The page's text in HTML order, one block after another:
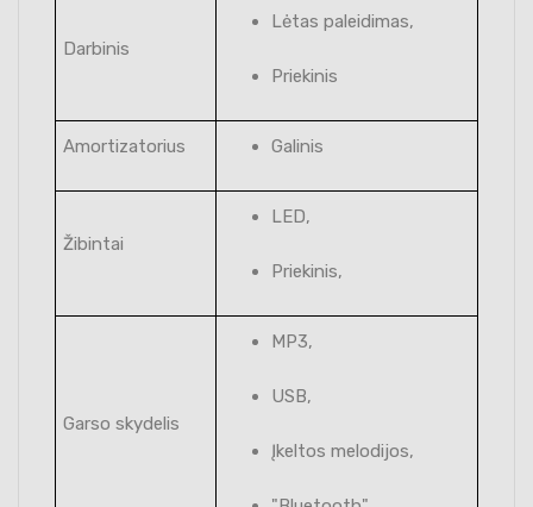
Darbinis
Lėtas paleidimas,
Priekinis
Amortizatorius Galinis
Žibintai
LED,
Priekinis,
Garso skydelis
MP3,
USB,
Įkeltos melodijos,